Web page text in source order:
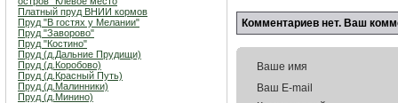
Платный пруд ВНИИ кормов
Пруд "В гостях у Мелании"
Пруд "Заворово"
Пруд "Костино"
Пруд (д.Дальние Прудищи)
Пруд (д.Коробово)
Пруд (д.Красный Путь)
Пруд (д.Малинники)
Пруд (д.Минино)
Комментариев нет. Ваш
Ваше имя
Ваш E-mail